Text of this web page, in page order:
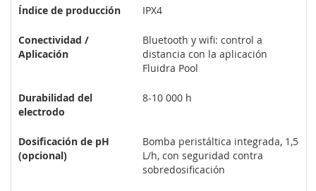
Índice de producción IPX4
Conectividad /
Aplicación
Bluetooth y wifi: control a
distancia con la aplicación
Fluidra Pool
Durabilidad del
electrodo
8-10 000 h
Dosificación de pH
(opcional)
Bomba peristáltica integrada, 1,5
L/h, con seguridad contra
sobredosificación